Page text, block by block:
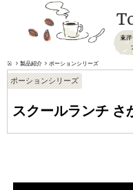
製品紹介 ポーションシリーズ
スクールランチ さ
ポーションシリーズ